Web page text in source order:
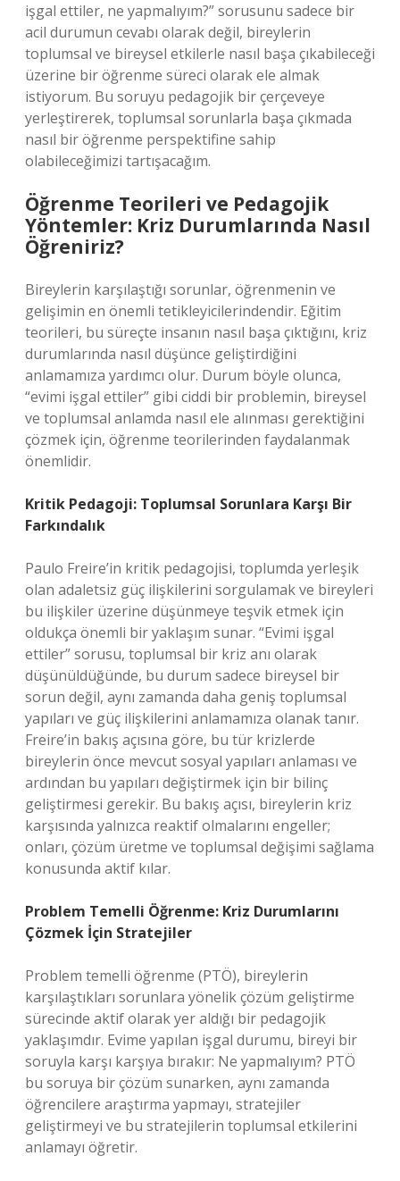
işgal ettiler, ne yapmalıyım?” sorusunu sadece bir
acil durumun cevabı olarak değil, bireylerin
toplumsal ve bireysel etkilerle nasıl başa çıkabileceği
üzerine bir öğrenme süreci olarak ele almak
istiyorum. Bu soruyu pedagojik bir çerçeveye
yerleştirerek, toplumsal sorunlarla başa çıkmada
nasıl bir öğrenme perspektifine sahip
olabileceğimizi tartışacağım.
Öğrenme Teorileri ve Pedagojik
Yöntemler: Kriz Durumlarında Nasıl
Öğreniriz?
Bireylerin karşılaştığı sorunlar, öğrenmenin ve
gelişimin en önemli tetikleyicilerindendir. Eğitim
teorileri, bu süreçte insanın nasıl başa çıktığını, kriz
durumlarında nasıl düşünce geliştirdiğini
anlamamıza yardımcı olur. Durum böyle olunca,
“evimi işgal ettiler” gibi ciddi bir problemin, bireysel
ve toplumsal anlamda nasıl ele alınması gerektiğini
çözmek için, öğrenme teorilerinden faydalanmak
önemlidir.
Kritik Pedagoji: Toplumsal Sorunlara Karşı Bir
Farkındalık
Paulo Freire’in kritik pedagojisi, toplumda yerleşik
olan adaletsiz güç ilişkilerini sorgulamak ve bireyleri
bu ilişkiler üzerine düşünmeye teşvik etmek için
oldukça önemli bir yaklaşım sunar. “Evimi işgal
ettiler” sorusu, toplumsal bir kriz anı olarak
düşünüldüğünde, bu durum sadece bireysel bir
sorun değil, aynı zamanda daha geniş toplumsal
yapıları ve güç ilişkilerini anlamamıza olanak tanır.
Freire’in bakış açısına göre, bu tür krizlerde
bireylerin önce mevcut sosyal yapıları anlaması ve
ardından bu yapıları değiştirmek için bir bilinç
geliştirmesi gerekir. Bu bakış açısı, bireylerin kriz
karşısında yalnızca reaktif olmalarını engeller;
onları, çözüm üretme ve toplumsal değişimi sağlama
konusunda aktif kılar.
Problem Temelli Öğrenme: Kriz Durumlarını
Çözmek İçin Stratejiler
Problem temelli öğrenme (PTÖ), bireylerin
karşılaştıkları sorunlara yönelik çözüm geliştirme
sürecinde aktif olarak yer aldığı bir pedagojik
yaklaşımdır. Evime yapılan işgal durumu, bireyi bir
soruyla karşı karşıya bırakır: Ne yapmalıyım? PTÖ
bu soruya bir çözüm sunarken, aynı zamanda
öğrencilere araştırma yapmayı, stratejiler
geliştirmeyi ve bu stratejilerin toplumsal etkilerini
anlamayı öğretir.